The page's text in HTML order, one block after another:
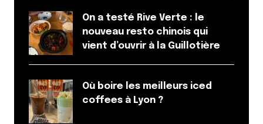
On a testé Rive Verte : le
nouveau resto chinois qui
vient d’ouvrir à la Guillotière
Où boire les meilleurs iced
coffees à Lyon ?